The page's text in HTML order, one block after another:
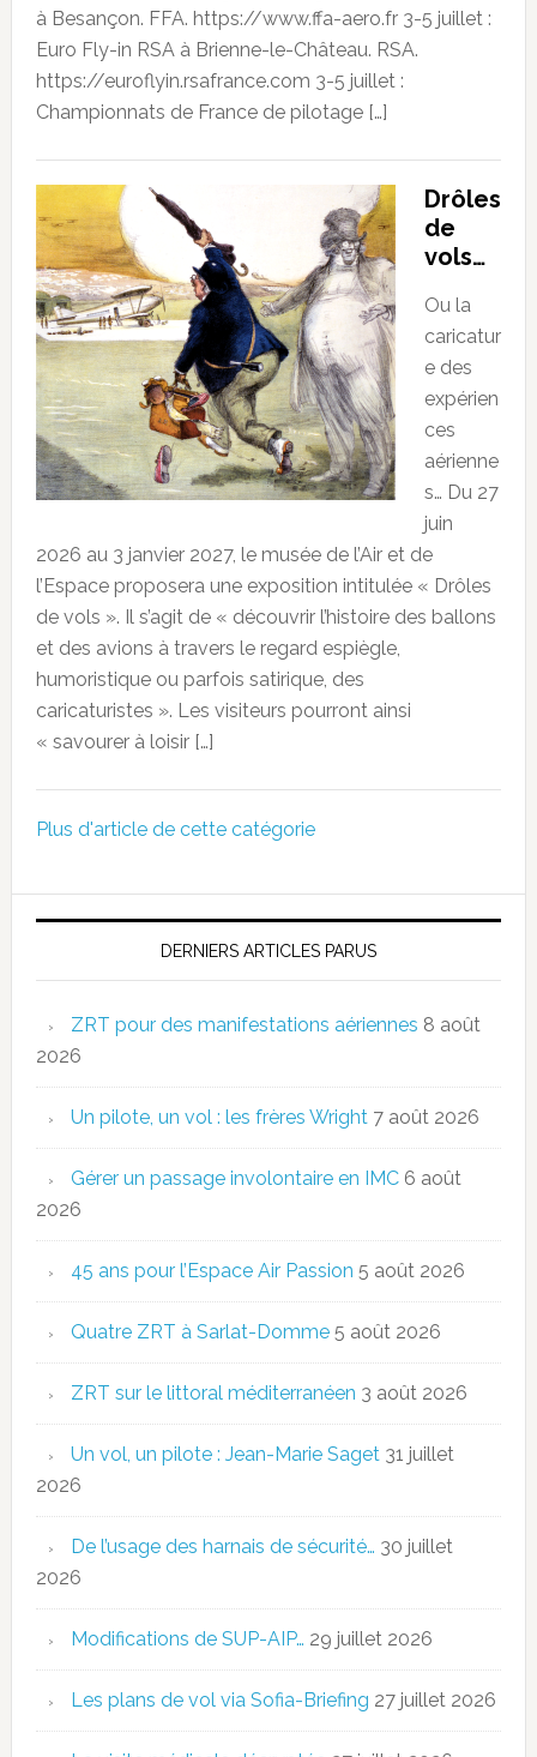
à Besançon. FFA. https://www.ffa-aero.fr 3-5 juillet :
Euro Fly-in RSA à Brienne-le-Château. RSA.
https://euroflyin.rsafrance.com 3-5 juillet :
Championnats de France de pilotage […]
Drôles
de
vols…
Ou la
caricatur
e des
expérien
ces
aérienne
s… Du 27
juin
2026 au 3 janvier 2027, le musée de l’Air et de
l’Espace proposera une exposition intitulée « Drôles
de vols ». Il s’agit de « découvrir l’histoire des ballons
et des avions à travers le regard espiègle,
humoristique ou parfois satirique, des
caricaturistes ». Les visiteurs pourront ainsi
« savourer à loisir […]
Plus d'article de cette catégorie
DERNIERS ARTICLES PARUS
ZRT pour des manifestations aériennes 8 août
2026
Un pilote, un vol : les frères Wright 7 août 2026
Gérer un passage involontaire en IMC 6 août
2026
45 ans pour l’Espace Air Passion 5 août 2026
Quatre ZRT à Sarlat-Domme 5 août 2026
ZRT sur le littoral méditerranéen 3 août 2026
Un vol, un pilote : Jean-Marie Saget 31 juillet
2026
De l’usage des harnais de sécurité… 30 juillet
2026
Modifications de SUP-AIP… 29 juillet 2026
Les plans de vol via Sofia-Briefing 27 juillet 2026